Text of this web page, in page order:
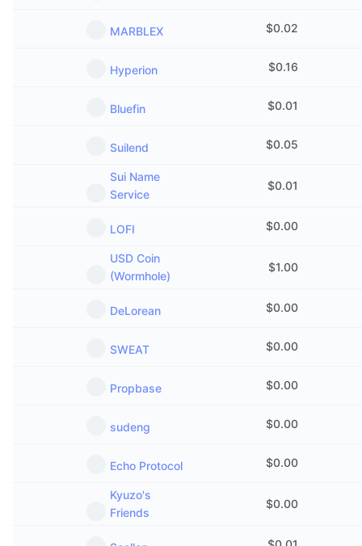
MARBLEX $0.02
Hyperion $0.16
Bluefin $0.01
Suilend $0.05
Sui Name
Service
$0.01
LOFI $0.00
USD Coin
(Wormhole)
$1.00
DeLorean $0.00
SWEAT $0.00
Propbase $0.00
sudeng $0.00
Echo Protocol $0.00
Kyuzo's
Friends
$0.00